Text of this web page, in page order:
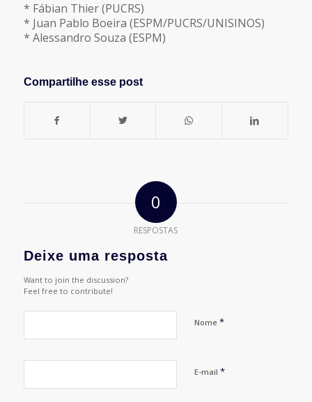
* Fábian Thier (PUCRS)
* Juan Pablo Boeira (ESPM/PUCRS/UNISINOS)
* Alessandro Souza (ESPM)
Compartilhe esse post
0
RESPOSTAS
Deixe uma resposta
Want to join the discussion?
Feel free to contribute!
Nome *
E-mail *